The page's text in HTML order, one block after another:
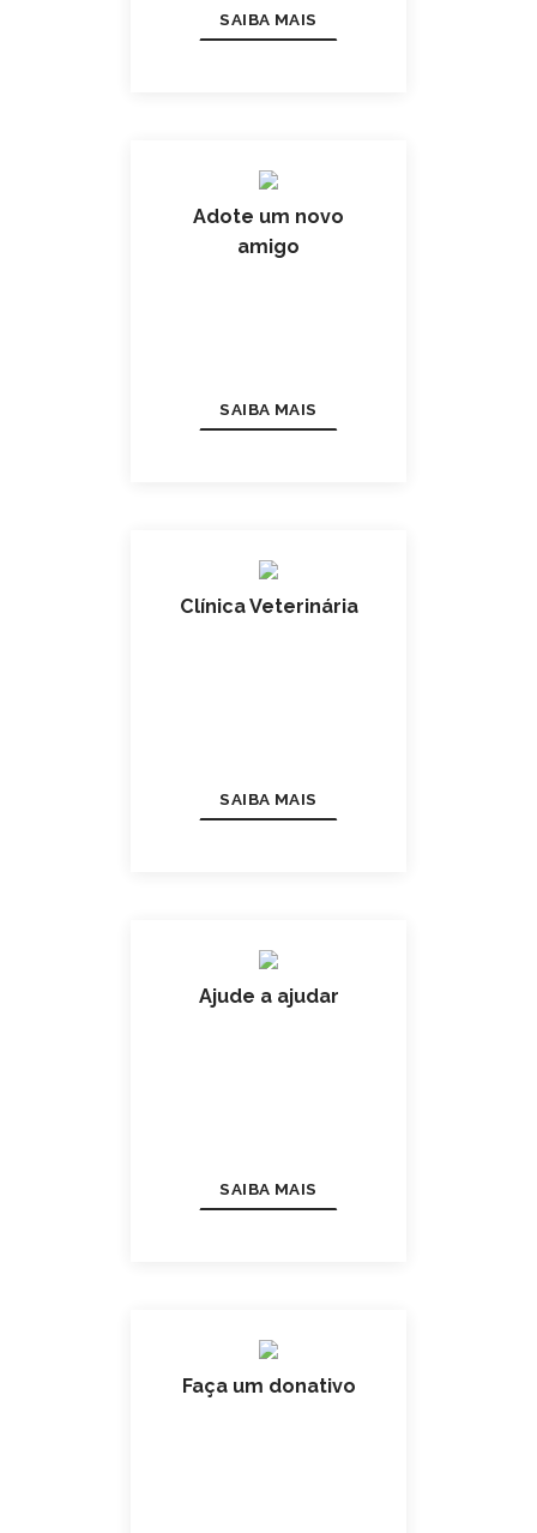
SAIBA MAIS
Adote um novo
amigo
SAIBA MAIS
Clínica Veterinária
SAIBA MAIS
Ajude a ajudar
SAIBA MAIS
Faça um donativo